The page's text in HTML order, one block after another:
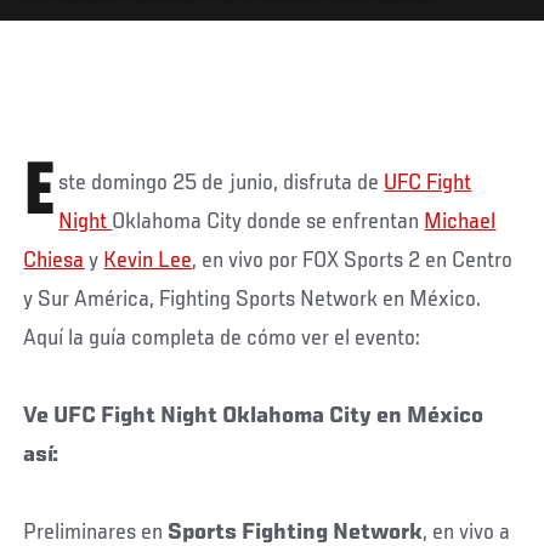
E ste domingo 25 de junio, disfruta de UFC Fight
Night Oklahoma City donde se enfrentan Michael
Chiesa y Kevin Lee, en vivo por FOX Sports 2 en Centro
y Sur América, Fighting Sports Network en México.
Aquí la guía completa de cómo ver el evento:
Ve UFC Fight Night Oklahoma City en México
así:
Preliminares en Sports Fighting Network, en vivo a